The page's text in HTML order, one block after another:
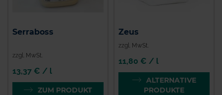
Serraboss
zzgl. MwSt.
13,37 € / l
ZUM PRODUKT
Zeus
zzgl. MwSt.
11,80 € / l
ALTERNATIVE
PRODUKTE